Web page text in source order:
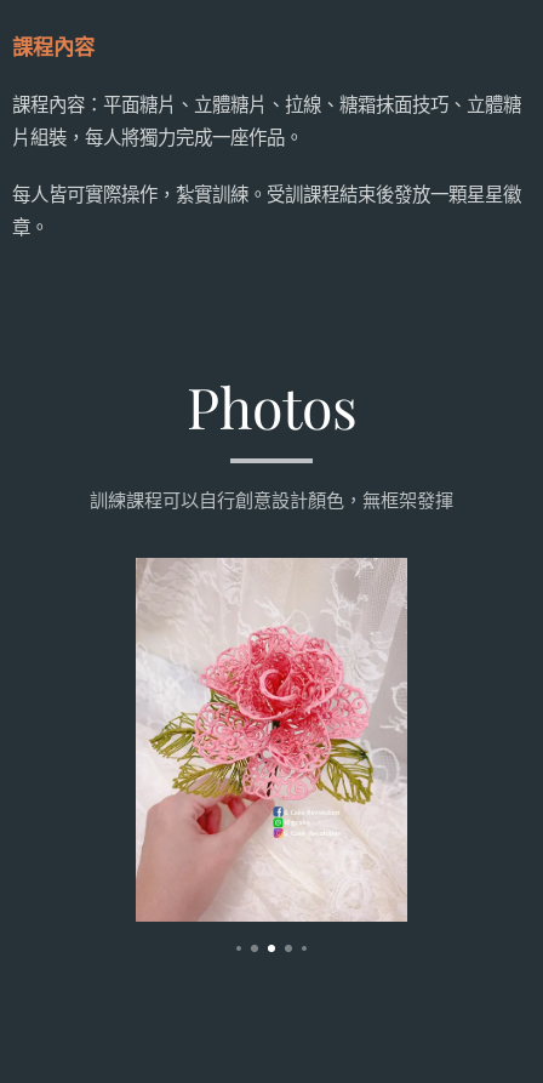
課程內容
課程內容：平面糖片、立體糖片、拉線、糖霜抹面技巧、立體糖
片組裝，每人將獨力完成一座作品。
每人皆可實際操作，紮實訓練。受訓課程結束後發放一顆星星徽
章。
Photos
訓練課程可以自行創意設計顏色，無框架發揮